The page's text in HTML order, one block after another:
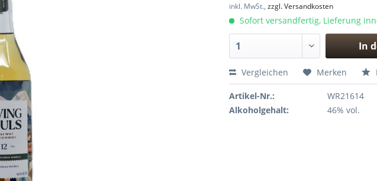
inkl. MwSt.,zzgl. Versandkosten
Sofort versandfertig, Lieferung
In
Vergleichen Merken
Artikel-Nr.:
WR21614
Alkoholgehalt:
46% vol.